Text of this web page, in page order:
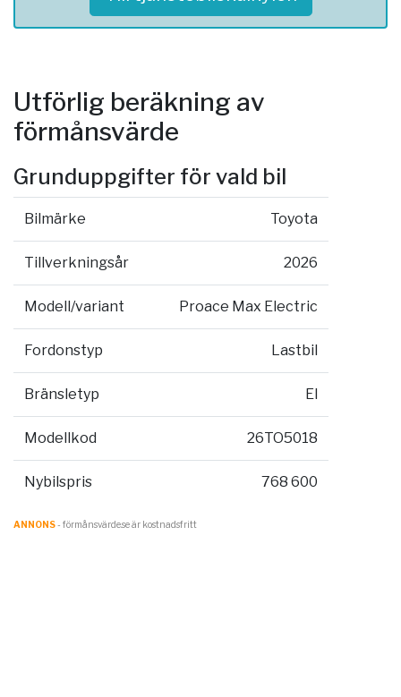
Utförlig beräkning av
förmånsvärde
Grunduppgifter för vald bil
Bilmärke Toyota
Tillverkningsår 2026
Modell/variant Proace Max Electric
Fordonstyp Lastbil
Bränsletyp El
Modellkod 26TO5018
Nybilspris 768 600
ANNONS- förmånsvärde.se är kostnadsfritt